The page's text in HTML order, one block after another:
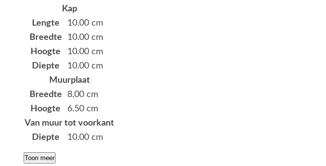
Kap
Lengte
10.00 cm
Breedte
10.00 cm
Hoogte
10.00 cm
Diepte
10.00 cm
Muurplaat
Breedte
8.00 cm
Hoogte
6.50 cm
Van muur tot voorkant
Diepte
10.00 cm
Toon meer